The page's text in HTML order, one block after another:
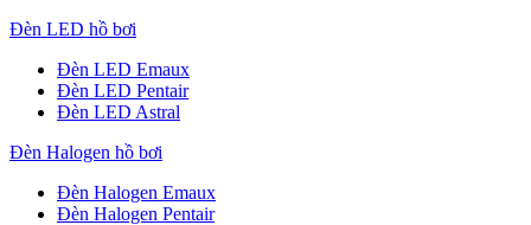
Đèn LED hồ bơi
Đèn LED Emaux
Đèn LED Pentair
Đèn LED Astral
Đèn Halogen hồ bơi
Đèn Halogen Emaux
Đèn Halogen Pentair